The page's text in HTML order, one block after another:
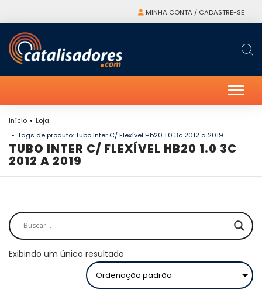
MINHA CONTA / CADASTRE-SE
Início
Loja
Tags de produto: Tubo Inter C/ Flexível Hb20 1.0 3c 2012 a 2019
TUBO INTER C/ FLEXÍVEL HB20 1.0 3C
2012 A 2019
Exibindo um único resultado